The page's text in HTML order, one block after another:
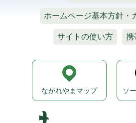
ホームページ基本方針・
サイトの使い方 携
ながれやまマップ ソ